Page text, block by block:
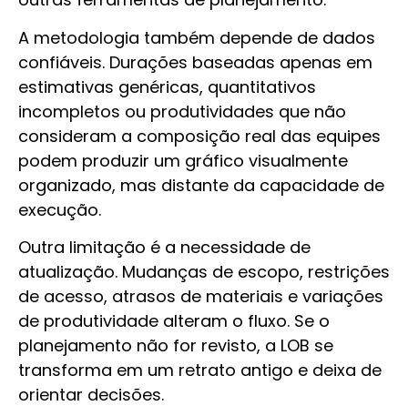
A metodologia também depende de dados
confiáveis. Durações baseadas apenas em
estimativas genéricas, quantitativos
incompletos ou produtividades que não
consideram a composição real das equipes
podem produzir um gráfico visualmente
organizado, mas distante da capacidade de
execução.
Outra limitação é a necessidade de
atualização. Mudanças de escopo, restrições
de acesso, atrasos de materiais e variações
de produtividade alteram o fluxo. Se o
planejamento não for revisto, a LOB se
transforma em um retrato antigo e deixa de
orientar decisões.